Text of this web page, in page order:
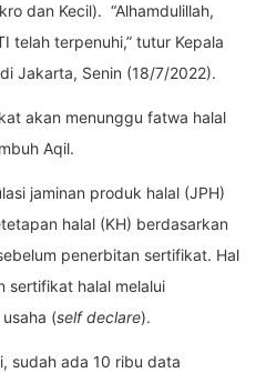
dan Kecil). “Alhamdulillah,
telah terpenuhi,” tutur Kepala
Jakarta, Senin (18/7/2022).
akan menunggu fatwa halal
Aqil.
jaminan produk halal (JPH)
halal (KH) berdasarkan
penerbitan sertifikat. Hal
sertifikat halal melalui
(self declare).
sudah ada 10 ribu data